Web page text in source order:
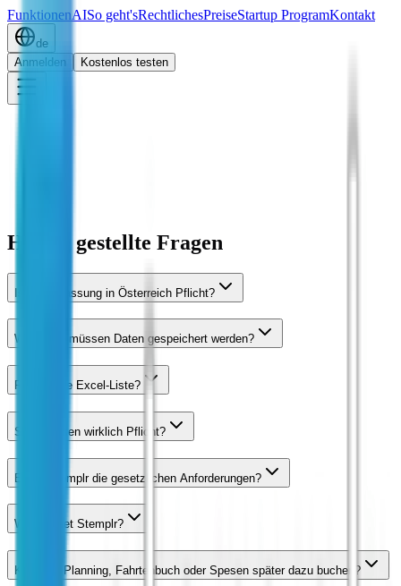
FunktionenAISo geht'sRechtlichesPreiseStartup ProgramKontakt
de
Anmelden
Kostenlos testen
Häufig gestellte Fragen
Ist Zeiterfassung in Österreich Pflicht?
Wie lange müssen Daten gespeichert werden?
Reicht eine Excel-Liste?
Sind Pausen wirklich Pflicht?
Erfüllt Stemplr die gesetzlichen Anforderungen?
Was kostet Stemplr?
Kann ich Planning, Fahrtenbuch oder Spesen später dazu buchen?